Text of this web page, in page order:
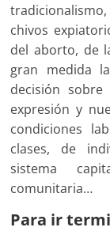
chivos
del aborto, de
gran medida
decisión
expresión y
condiciones
clases, de
sistema
comunitaria…
Para ir